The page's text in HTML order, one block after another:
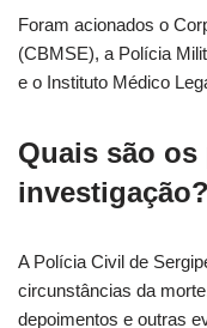
Foram acionados o
(CBMSE), a Polícia
e o Instituto Médico
Quais são
investigação?
A Polícia Civil de
circunstâncias da
depoimentos e outras